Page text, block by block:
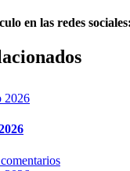
en las redes sociales: